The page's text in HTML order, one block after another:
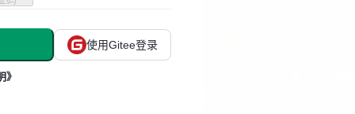
使用Gitee登录
》